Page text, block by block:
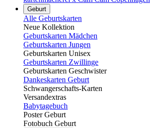
Geburt
Alle Geburtskarten
Neue Kollektion
Geburtskarten Mädchen
Geburtskarten Jungen
Geburtskarten Unisex
Geburtskarten Zwillinge
Geburtskarten Geschwister
Dankeskarten Geburt
Schwangerschafts-Karten
Versandextras
Babytagebuch
Poster Geburt
Fotobuch Geburt